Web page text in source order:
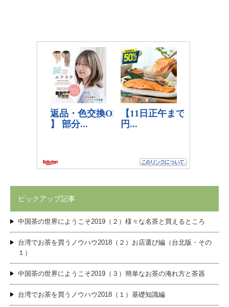
ピックアップ記事
中国茶の世界にようこそ2019（２）様々な名茶と買えるところ
台湾でお茶を買うノウハウ2018（２）お店選び編（台北版・その
１）
中国茶の世界にようこそ2019（３）簡単なお茶の淹れ方と茶器
台湾でお茶を買うノウハウ2018（１）基礎知識編